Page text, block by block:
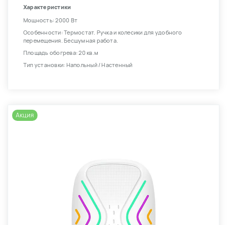
Характеристики
Мощность: 2000 Вт
Особенности: Термостат. Ручка и колесики для удобного
перемещения. Бесшумная работа.
Площадь обогрева: 20 кв.м
Тип установки: Напольный / Настенный
Акция